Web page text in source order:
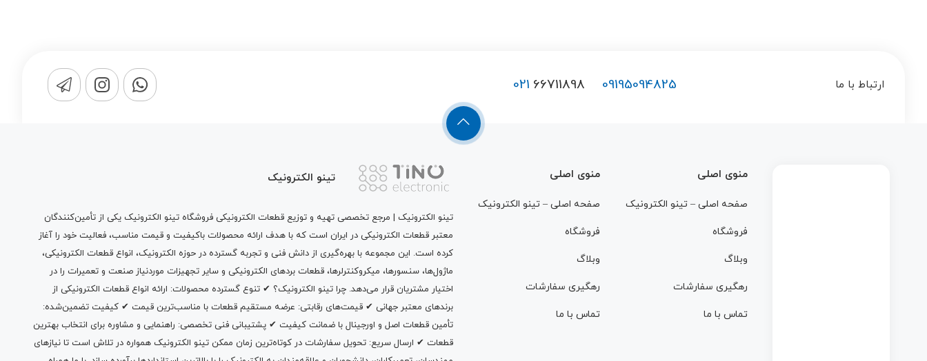
ارتباط با ما 021 66711898 09195094825
منوی اصلی
صفحه اصلی – تینو الکترونیک
فروشگاه
وبلاگ
رهگیری سفارشات
تماس با ما
منوی اصلی
صفحه اصلی – تینو الکترونیک
فروشگاه
وبلاگ
رهگیری سفارشات
تماس با ما
تینو الکترونیک
تینو الکترونیک | مرجع تخصصی تهیه و توزیع قطعات الکترونیکی فروشگاه تینو الکترونیک یکی از تأمین‌کنندگان
معتبر قطعات الکترونیکی در ایران است که با هدف ارائه محصولات باکیفیت و قیمت مناسب، فعالیت خود را آغاز
کرده است. این مجموعه با بهره‌گیری از دانش فنی و تجربه گسترده در حوزه الکترونیک، انواع قطعات الکترونیکی،
ماژول‌ها، سنسورها، میکروکنترلرها، قطعات بردهای الکترونیکی و سایر تجهیزات موردنیاز صنعت و تعمیرات را در
اختیار مشتریان قرار می‌دهد. چرا تینو الکترونیک؟ ✔ تنوع گسترده محصولات: ارائه انواع قطعات الکترونیکی از
برندهای معتبر جهانی ✔ قیمت‌های رقابتی: عرضه مستقیم قطعات با مناسب‌ترین قیمت ✔ کیفیت تضمین‌شده:
تأمین قطعات اصل و اورجینال با ضمانت کیفیت ✔ پشتیبانی فنی تخصصی: راهنمایی و مشاوره برای انتخاب بهترین
قطعات ✔ ارسال سریع: تحویل سفارشات در کوتاه‌ترین زمان ممکن تینو الکترونیک همواره در تلاش است تا نیازهای